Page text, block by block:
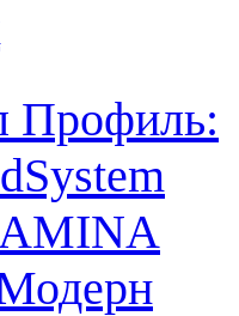
Профиль: